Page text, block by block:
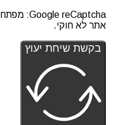
Google reCaptcha: מפתח
אתר לא חוקי.
בקשת שיחת יעוץ